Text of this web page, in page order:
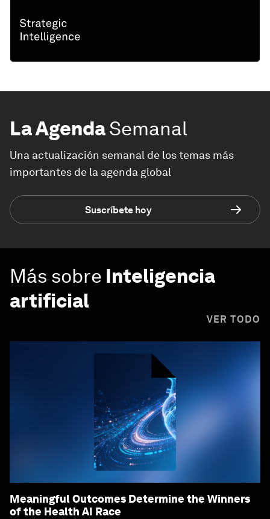
La AgendaSemanal
Una actualización semanal de los temas más
importantes de la agenda global
Suscríbete hoy
Más sobre Inteligencia
artificial
VER TODO
Meaningful Outcomes Determine the Winners
of the Health AI Race